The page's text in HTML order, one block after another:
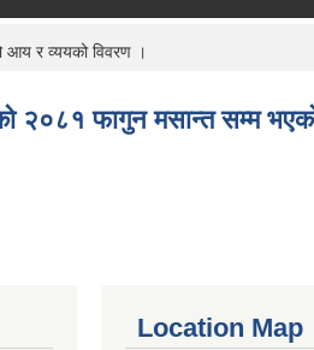
आय र व्ययको विवरण ।
२०८१ फागुन मसान्त सम्म
Location Map